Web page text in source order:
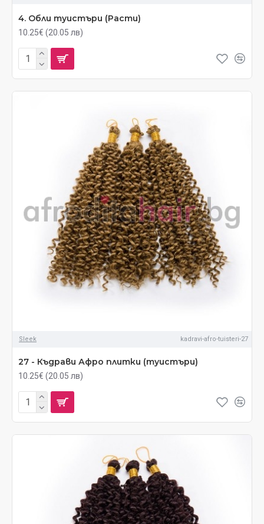
4. Обли туистъри (Расти)
10.25€ (20.05 лв)
Sleek kadravi-afro-tuisteri-27
27 - Къдрави Афро плитки (туистъри)
10.25€ (20.05 лв)